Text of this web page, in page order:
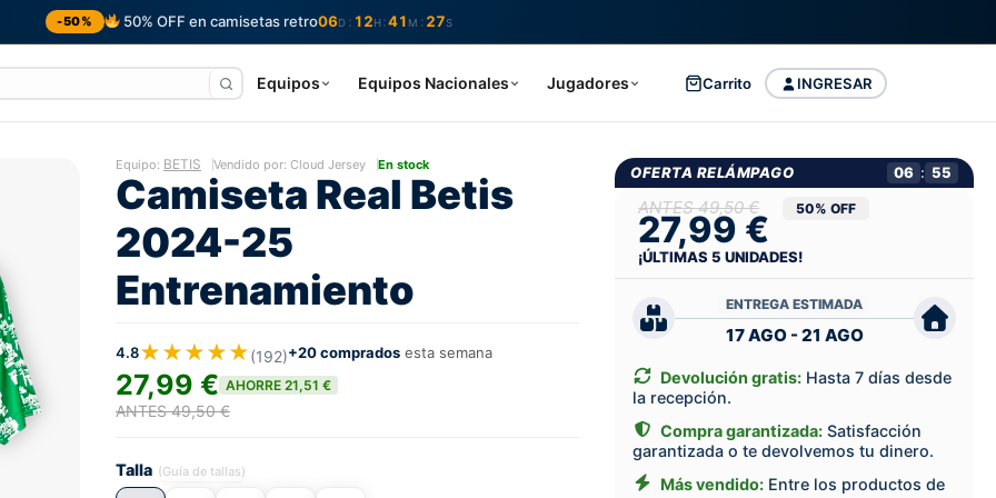
-50% 50% OFF en camisetas retro06D : 12H :41 M : 26S
Equipos Equipos Nacionales Jugadores INGRESAR
Carrito
Equipo: BETIS Vendido por: Cloud Jersey En stock
Camiseta Real Betis
2024-25
Entrenamiento
4.8★★★★★(192)+20 comprados esta semana
27,99 € AHORRE 21,51 €
ANTES 49,50 €
Talla (Guía de tallas)
OFERTA RELÁMPAGO 06 : 54
49,50 €
27,99 € 50% OFF
¡ÚLTIMAS5 UNIDADES!
ENTREGA ESTIMADA
17 AGO - 21 AGO
Devolución gratis: Hasta 7 días desde
la recepción.
Compra garantizada: Satisfacción
garantizada o te devolvemos tu dinero.
Más vendido: Entre los productos de